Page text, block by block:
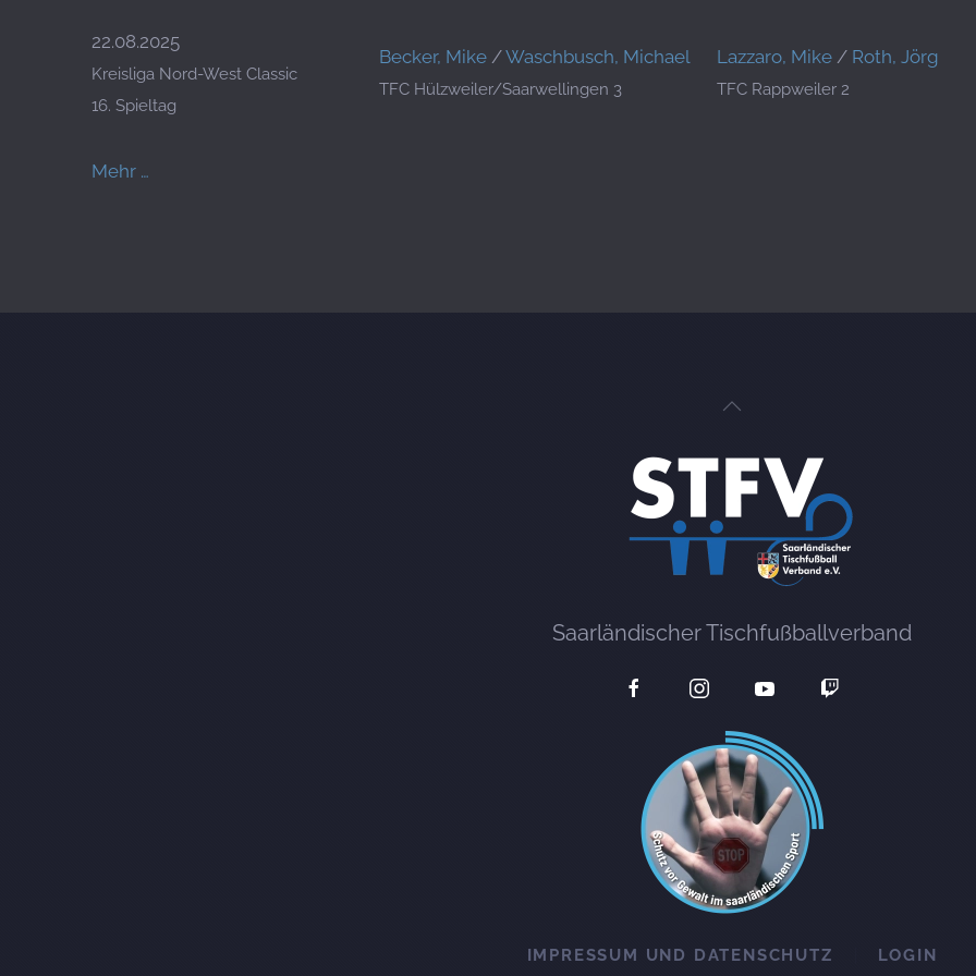
22.08.2025
Kreisliga Nord-West Classic
16. Spieltag
Becker, Mike /Waschbusch, Michael
TFC Hülzweiler/Saarwellingen 3
Lazzaro, Mike / Roth, Jörg
TFC Rappweiler 2
Mehr …
Saarländischer Tischfußballverband
IMPRESSUM UND DATENSCHUTZ LOGIN